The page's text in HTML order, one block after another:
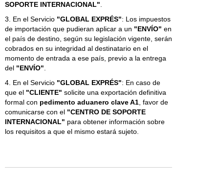
SOPORTE INTERNACIONAL".
3. En el Servicio "GLOBAL EXPRÉS": Los impuestos
de importación que pudieran aplicar a un "ENVÍO" en
el país de destino, según su legislación vigente, serán
cobrados en su integridad al destinatario en el
momento de entrada a ese país, previo a la entrega
del "ENVÍO".
4. En el Servicio "GLOBAL EXPRÉS": En caso de
que el "CLIENTE" solicite una exportación definitiva
formal con pedimento aduanero clave A1, favor de
comunicarse con el "CENTRO DE SOPORTE
INTERNACIONAL" para obtener información sobre
los requisitos a que el mismo estará sujeto.